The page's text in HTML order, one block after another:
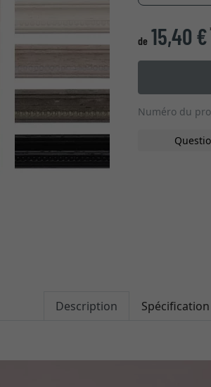
de 15,40 €
Numéro du
Description Spécification